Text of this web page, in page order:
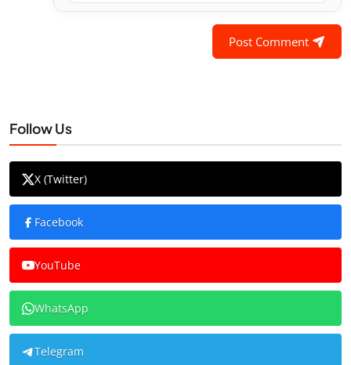
Post Comment
Follow Us
X (Twitter)
Facebook
YouTube
WhatsApp
Telegram